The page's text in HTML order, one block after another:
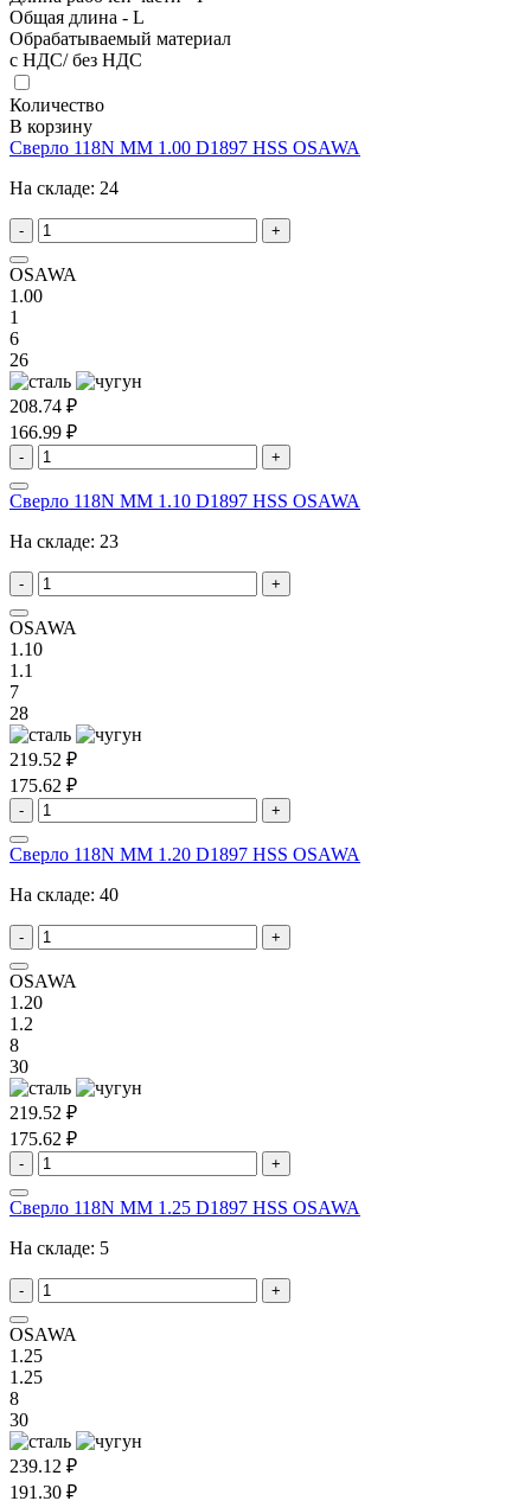
Общая длина - L
Обрабатываемый материал
с НДС/ без НДС
Количество
В корзину
Сверло 118N MM 1.00 D1897 HSS OSAWA
На складе: 24
- +
OSAWA
1.00
1
6
26
208.74 ₽
166.99 ₽
- +
Сверло 118N MM 1.10 D1897 HSS OSAWA
На складе: 23
- +
OSAWA
1.10
1.1
7
28
219.52 ₽
175.62 ₽
- +
Сверло 118N MM 1.20 D1897 HSS OSAWA
На складе: 40
- +
OSAWA
1.20
1.2
8
30
219.52 ₽
175.62 ₽
- +
Сверло 118N MM 1.25 D1897 HSS OSAWA
На складе: 5
- +
OSAWA
1.25
1.25
8
30
239.12 ₽
191.30 ₽